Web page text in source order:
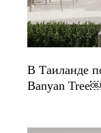
В Таиланде
Banyan